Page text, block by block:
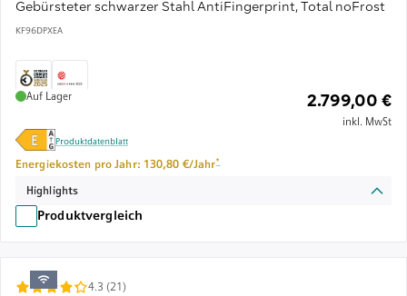
Gebürsteter schwarzer Stahl AntiFingerprint, Total noFrost
KF96DPXEA
Auf Lager 2.799,00 €
inkl. MwSt
Produktdatenblatt
Energiekosten pro Jahr: 130,80 €/JahrFußnote *: Schätzung basierend auf
*
Highlights
Produktvergleich
4.3 (21)